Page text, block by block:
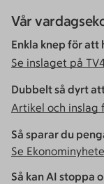
­Vår
Enkla knep för att
Se inslaget på
Dubbelt så dyrt
Artikel och inslag
Så sparar du
Se
Så kan AI stoppa